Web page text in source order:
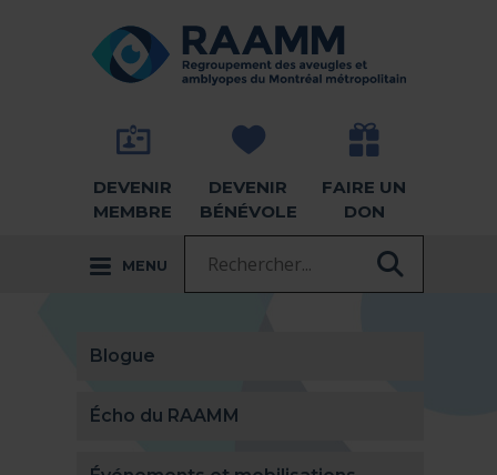
RETOUR À LA PAGE D'ACCUEIL -
DEVENIR
MEMBRE
DEVENIR
BÉNÉVOLE
FAIRE UN
DON
MENU
Blogue
Écho du RAAMM